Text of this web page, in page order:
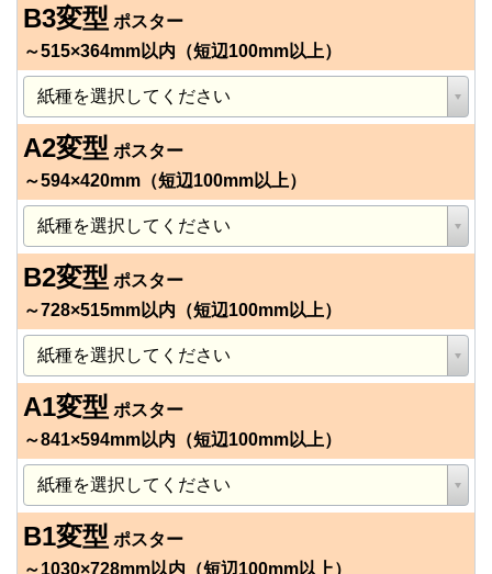
B3変型 ポスター
～515×364mm以内（短辺100mm以上）
A2変型 ポスター
～594×420mm（短辺100mm以上）
B2変型 ポスター
～728×515mm以内（短辺100mm以上）
A1変型 ポスター
～841×594mm以内（短辺100mm以上）
B1変型 ポスター
～1030×728mm以内（短辺100mm以上）